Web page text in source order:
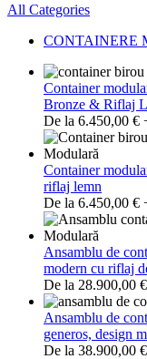
All Categories
CONTAINERE
Container
Bronze & Riflaj
De la 6.450,00 €
Container
riflaj lemn
De la 6.450,00 €
Ansamblu de
modern cu riflaj
De la 28.900,00
Ansamblu de
generos, design
De la 38.900,00